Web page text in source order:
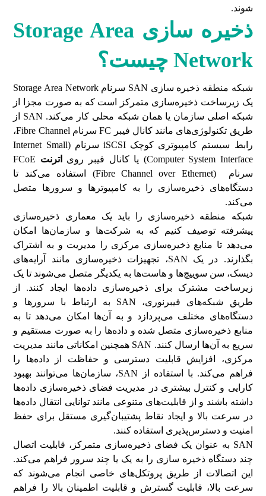
شوند.
ذخیره سازی Storage Area
Network چیست؟
شبکه منطقه ذخیره سازی SAN سرنام Storage Area Network
یک زیرساخت ذخیره‌سازی متمرکز است که به صورت مجزا از
شبکه اصلی سازمان یا همان شبکه محلی کار می‌کند. SAN از
طریق تکنولوژی‌های مانند کانال فیبر FC سرنام Fibre Channel،
رابط سیستم کامپیوتری کوچک iSCSI سرنام (Internet Small
Computer System Interface) یا کانال فیبر روی
اترنت FCoE
سرنام (Fibre Channel over Ethernet) استفاده می‌کند تا
دستگاه‌های ذخیره‌سازی را به کامپیوترها و سرورها متصل
می‌کند.
شبکه‌ منطقه ذخیره‌سازی را باید یک معماری ذخیره‌سازی
پیشرفته توصیف کنیم که به شرکت‌ها و سازمان‌ها امکان
می‌دهد تا منابع ذخیره‌سازی مرکزی را مدیریت و به اشتراک
بگذارند. در یک SAN، تجهیزات ذخیره‌سازی مانند آرایه‌های
دیسک، سن سوییچ‌ها و هاست‌ها به یکدیگر متصل می‌شوند تا یک
زیرساخت مشترک برای ذخیره‌سازی داده‌ها ایجاد کنند. از
طریق شبکه‌های فیبرنوری، SAN به ارتباط با سرورها و
دستگاه‌های مختلف می‌پردازد و به آن‌ها امکان می‌دهد تا به
منابع ذخیره‌سازی متصل شده و داده‌ها را به صورت مستقیم و
سریع به آن‌ها ارسال کنند. SAN همچنین امکاناتی مانند مدیریت
مرکزی، افزایش قابلیت دسترسی و حفاظت از داده‌ها را
فراهم می‌کند. با استفاده از SAN، سازمان‌ها می‌توانند بهبود
کارایی و کنترل بیشتری در مدیریت فضای ذخیره‌سازی داده‌ها
داشته باشند و از قابلیت‌های متنوعی مانند توانایی انتقال داده‌ها
در سرعت بالا و ایجاد نقاط پشتیبان‌گیری مستقل برای حفظ
امنیت و دسترس‌پذیری استفاده کنند.
SAN به عنوان یک فضای ذخیره‌سازی متمرکز، قابلیت اتصال
چند دستگاه ذخیره سازی را به یک یا چند سرور فراهم می‌کند.
این اتصالات از طریق پروتکل‌های خاصی انجام می‌شوند که
سرعت بالا، قابلیت گسترش و قابلیت اطمینان بالا را فراهم